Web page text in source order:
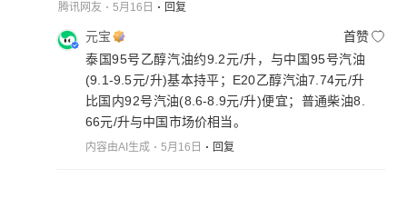
腾讯网友 5月16日 回复
元宝
首赞
泰国95号乙醇汽油约9.2元/升，与中国95号汽油
(9.1-9.5元/升)基本持平；E20乙醇汽油7.74元/升
比国内92号汽油(8.6-8.9元/升)便宜；普通柴油8.
66元/升与中国市场价相当。
内容由AI生成 5月16日 回复